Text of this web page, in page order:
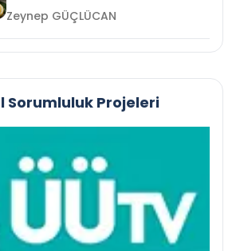
Zeynep GÜÇLÜCAN
Sorumluluk Projeleri